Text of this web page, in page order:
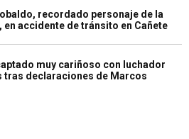
recordado personaje de la
en accidente de tránsito en Cañete
muy cariñoso con luchador
tras declaraciones de Marcos